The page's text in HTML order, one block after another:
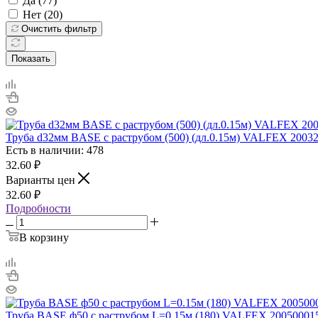
Нет (20)
Очистить фильтр
Показать
Труба d32мм BASE с раструбом (500) (дл.0.15м) VALFEX
Есть в наличии: 478
32.60 ₽
Варианты цен
32.60 ₽
Подробности
В корзину
Труба BASE ф50 с раструбом L=0.15м (180) VALFEX